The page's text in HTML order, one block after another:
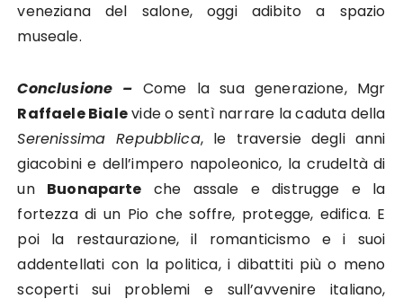
veneziana del salone, oggi adibito a spazio
museale.
Conclusione – Come la sua generazione, Mgr
Raffaele Bialevide o sentì narrare la caduta della
Serenissima Repubblica, le traversie degli anni
giacobini e dell’impero napoleonico, la crudeltà di
un Buonaparte che assale e distrugge e la
fortezza di un Pio che soffre, protegge, edifica. E
poi la restaurazione, il romanticismo e i suoi
addentellati con la politica, i dibattiti più o meno
scoperti sui problemi e sull’avvenire italiano,